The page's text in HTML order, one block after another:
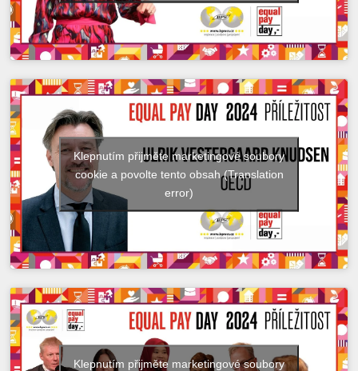
Klepnutím přijměte marketingové soubory
cookie a povolte tento obsah (Translation
error)
Klepnutím přijměte marketingové soubory